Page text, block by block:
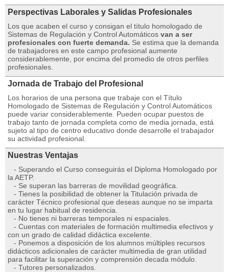
Perspectivas Laborales y Salidas Profesionales
Los que acaben el curso y consigan el título homologado de
Sistemas de Regulación y Control Automáticos van a ser
profesionales con fuerte demanda. Se estima que la demanda
de trabajadores en este campo profesional aumente
considerablemente, por encima del promedio de otros perfiles
profesionales.
Jornada de Trabajo del Profesional
Los horarios de una persona que trabaje con el Título
Homologado de Sistemas de Regulación y Control Automáticos
puede variar considerablemente. Pueden ocupar puestos de
trabajo tanto de jornada completa como de media jornada, está
sujeto al tipo de centro educativo donde desarrolle el trabajador
su actividad profesional.
Nuestras Ventajas
- Superando el Curso conseguirás el Diploma Homologado por
la AETP.
- Se superan las barreras de movilidad geográfica.
- Tienes la posibilidad de obtener la Titulación privada de
carácter Técnico profesional que deseas aunque no se imparta
en tu lugar habitual de residencia.
- No tienes ni barreras temporales ni espaciales.
- Cuentas con materiales de formación multimedia efectivos y
con un grado de calidad didáctica excelente.
- Ponemos a disposición de los alumnos múltiples recursos
didácticos adicionales de carácter multimedia de gran utilidad
para facilitar la superación y comprensión decada módulo.
- Tutores personalizados.